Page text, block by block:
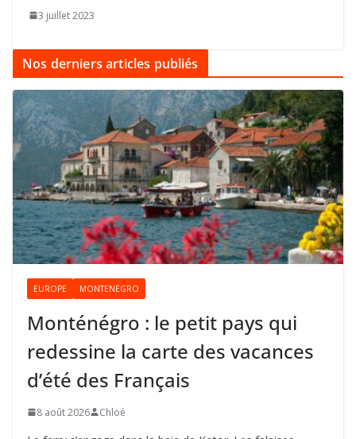
3 juillet 2023
Nos derniers articles publiés
EUROPE MONTENEGRO
Monténégro : le petit pays qui
redessine la carte des vacances
d’été des Français
8 août 2026 Chloé